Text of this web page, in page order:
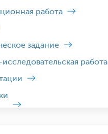
работа
задание
работа